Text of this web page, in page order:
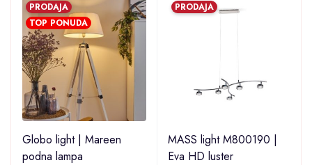
PRODAJA
TOP PONUDA
Globo light | Mareen
podna lampa
PRODAJA
MASS light M800190 |
Eva HD luster